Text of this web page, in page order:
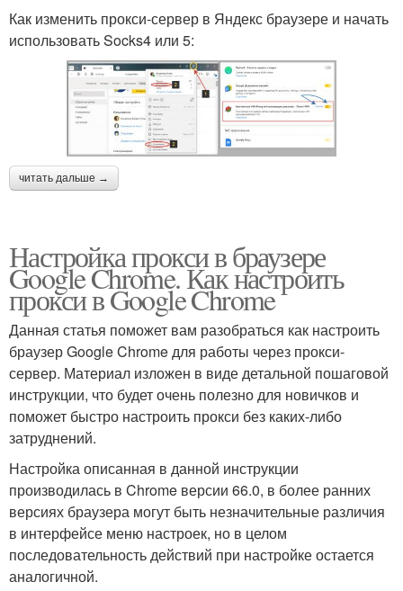
Как изменить прокси-сервер в Яндекс браузере и начать
использовать Socks4 или 5:
читать дальше →
Настройка прокси в браузере
Google Chrome. Как настроить
прокси в Google Chrome
Данная статья поможет вам разобраться как настроить
браузер Google Chrome для работы через прокси-
сервер. Материал изложен в виде детальной пошаговой
инструкции, что будет очень полезно для новичков и
поможет быстро настроить прокси без каких-либо
затруднений.
Настройка описанная в данной инструкции
производилась в Chrome версии 66.0, в более ранних
версиях браузера могут быть незначительные различия
в интерфейсе меню настроек, но в целом
последовательность действий при настройке остается
аналогичной.